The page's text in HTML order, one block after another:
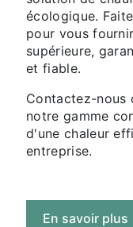
écologique.
pour vous
supérieure,
et fiable.
Contactez-nous
notre gamme
d'une chaleur
entreprise.
En savoir plus